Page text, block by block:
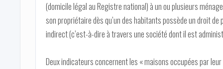
(domicile légal au Registre national) à un ou plusieurs
son propriétaire dès qu’un des habitants possède un droit
indirect (c’est-à-dire à travers une société dont il est
Deux indicateurs concernent les « maisons occupées par